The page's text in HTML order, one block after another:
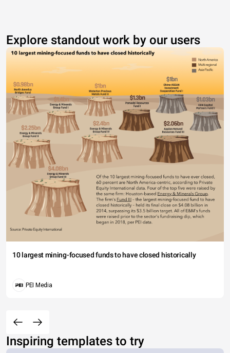
Explore standout work by our users
10 largest mining-focused funds to have closed historically
PEI Media
Inspiring templates to try